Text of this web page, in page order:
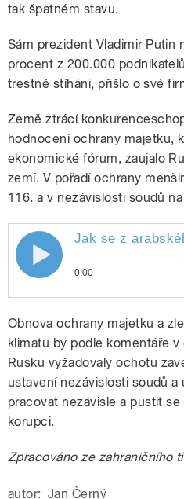
tak špatném stavu.
Sám prezident Vladimir Putin
procent z 200.000
trestně stíháni, přišlo o své
Země ztrácí
hodnocení ochrany majetku,
ekonomické fórum, zaujalo
zemí. V pořadí ochrany
116. a v nezávislosti soudů
pause
Jak se z
0:00
arabská katastrofa
Čínou o lidských
ekonomika
investice.
vánoční příměří,
přerušilo boje ve
Obnova ochrany majetku a
klimatu by podle komentáře
Rusku vyžadovaly ochotu
ustavení nezávislosti soudů
pracovat nezávisle a pustit
korupci.
Zpracováno ze zahraničního
autor: Jan Černý